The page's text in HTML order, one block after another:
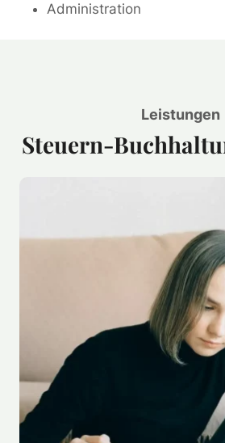
Administration
Leistungen
Steuern-